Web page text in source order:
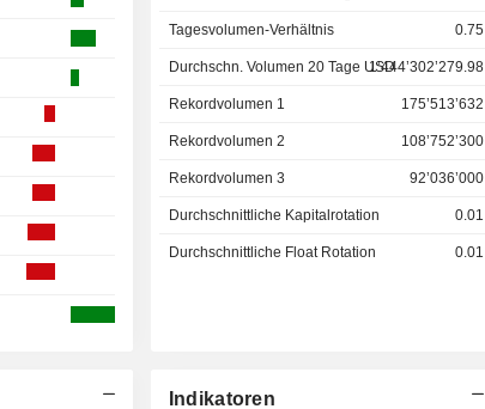
Tagesvolumen-Verhältnis 0.75
Durchschn. Volumen 20 Tage USD1’444’302’279.98
Rekordvolumen 1 175’513’632
Rekordvolumen 2 108’752’300
Rekordvolumen 3 92’036’000
Durchschnittliche Kapitalrotation 0.01
Durchschnittliche Float Rotation 0.01
Indikatoren